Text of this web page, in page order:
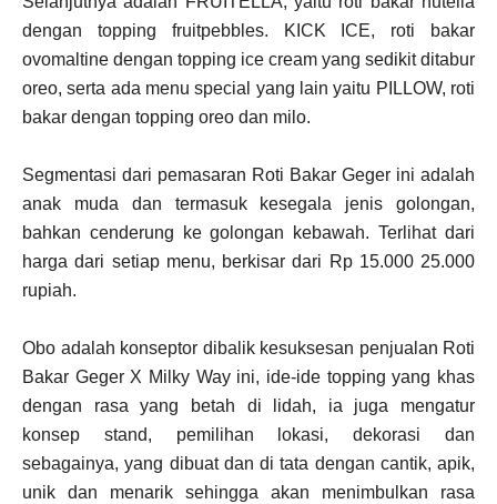
dengan topping fruitpebbles. KICK ICE, roti bakar
ovomaltine dengan topping ice cream yang sedikit ditabur
oreo, serta ada menu special yang lain yaitu PILLOW, roti
bakar dengan topping oreo dan milo.
Segmentasi dari pemasaran Roti Bakar Geger ini adalah
anak muda dan termasuk kesegala jenis golongan,
bahkan cenderung ke golongan kebawah. Terlihat dari
harga dari setiap menu, berkisar dari Rp 15.000 25.000
rupiah.
Obo adalah konseptor dibalik kesuksesan penjualan Roti
Bakar Geger X Milky Way ini, ide-ide topping yang khas
dengan rasa yang betah di lidah, ia juga mengatur
konsep stand, pemilihan lokasi, dekorasi dan
sebagainya, yang dibuat dan di tata dengan cantik, apik,
unik dan menarik sehingga akan menimbulkan rasa